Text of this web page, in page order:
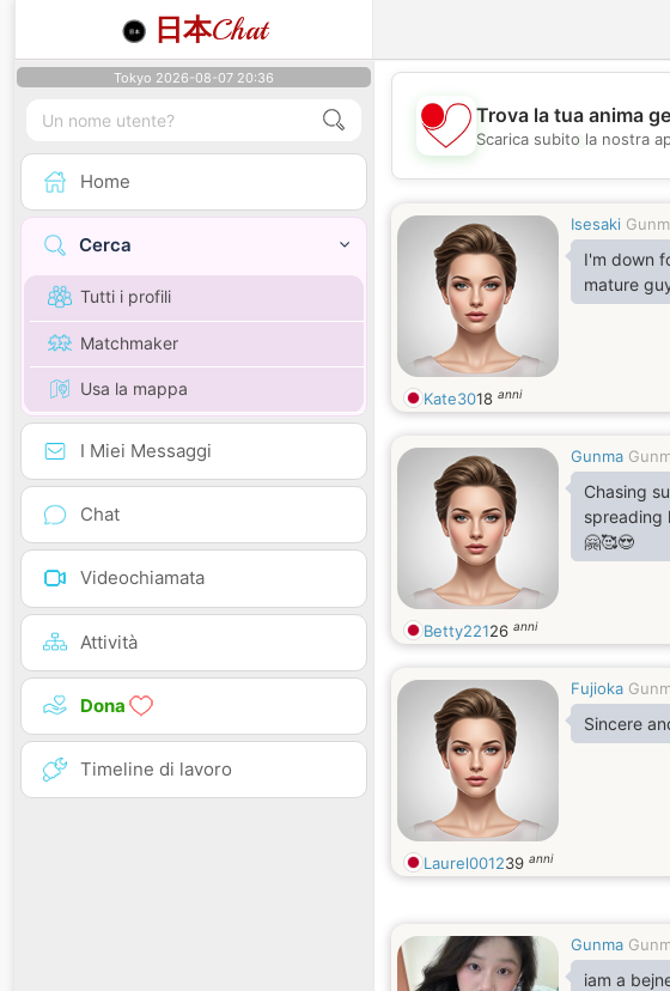
日本Chat
Tokyo 2026-08-07 20:36
Home
Cerca
Tutti i profili
Matchmaker
Usa la mappa
I Miei Messaggi
Chat
Videochiamata
Attività
Dona
Timeline di lavoro
💖
Trova la tua anima
Scarica subito la nostra
Isesaki
I'm down
mature
Kate3018 anni
Gunma
Chasing
spreading
🤗🥰😍
Betty22126 anni
Fujioka
Sincere
Laurel001239 anni
Gunma
iam a